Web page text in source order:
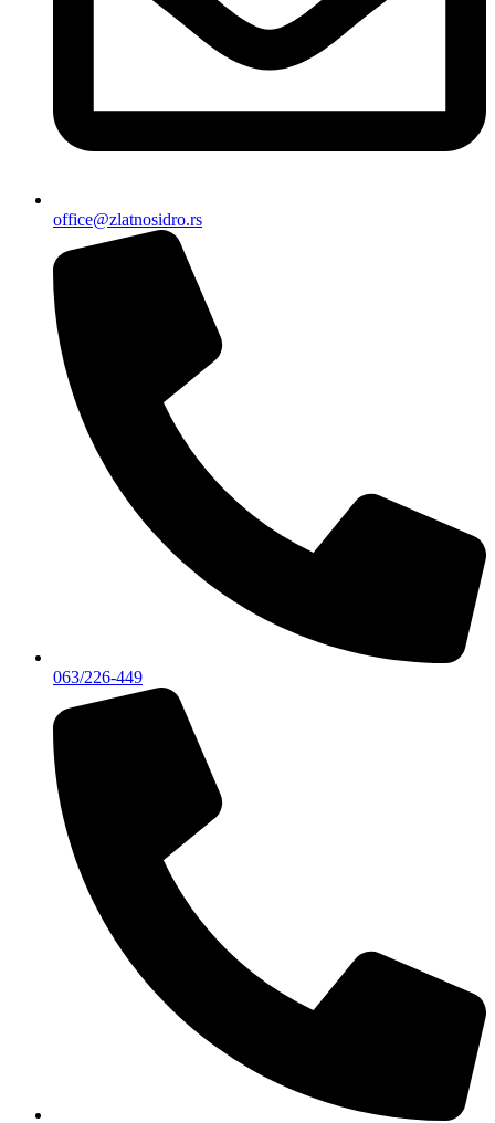
office@zlatnosidro.rs
063/226-449